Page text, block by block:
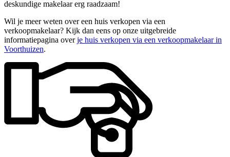
deskundige makelaar erg raadzaam!
Wil je meer weten over een huis verkopen via een
verkoopmakelaar? Kijk dan eens op onze uitgebreide
informatiepagina overje huis verkopen via een verkoopmakelaar in
Voorthuizen.